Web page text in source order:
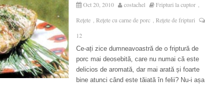
Oct 20, 2010 costachel Fripturi la cuptor ,
Rețete , Rețete cu carne de porc , Rețete de fripturi
12
Ce-ați zice dumneavoastră de o friptură de
porc mai deosebită, care nu numai că este
delicios de aromată, dar mai arată și foarte
bine atunci când este tăiată în felii? Nu-i așa